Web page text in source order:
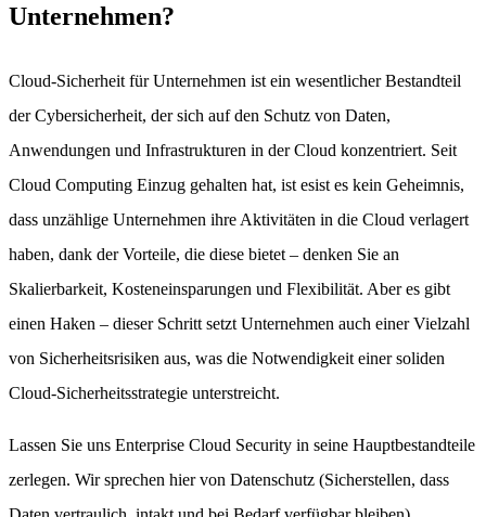
Unternehmen?
Cloud-Sicherheit für Unternehmen ist ein wesentlicher Bestandteil
der Cybersicherheit, der sich auf den Schutz von Daten,
Anwendungen und Infrastrukturen in der Cloud konzentriert. Seit
Cloud Computing Einzug gehalten hat, ist esist es kein Geheimnis,
dass unzählige Unternehmen ihre Aktivitäten in die Cloud verlagert
haben, dank der Vorteile, die diese bietet – denken Sie an
Skalierbarkeit, Kosteneinsparungen und Flexibilität. Aber es gibt
einen Haken – dieser Schritt setzt Unternehmen auch einer Vielzahl
von Sicherheitsrisiken aus, was die Notwendigkeit einer soliden
Cloud-Sicherheitsstrategie unterstreicht.
Lassen Sie uns Enterprise Cloud Security in seine Hauptbestandteile
zerlegen. Wir sprechen hier von Datenschutz (Sicherstellen, dass